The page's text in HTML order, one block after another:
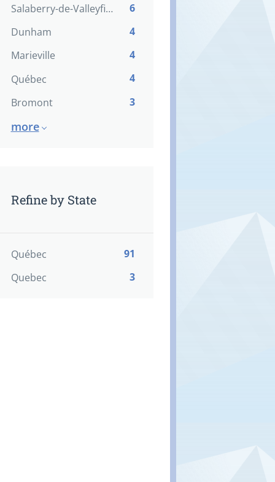
Salaberry-de-Valleyfield
6
Dunham
4
Marieville
4
Québec
4
Bromont
3
more
Refine by State
Québec
91
Quebec
3